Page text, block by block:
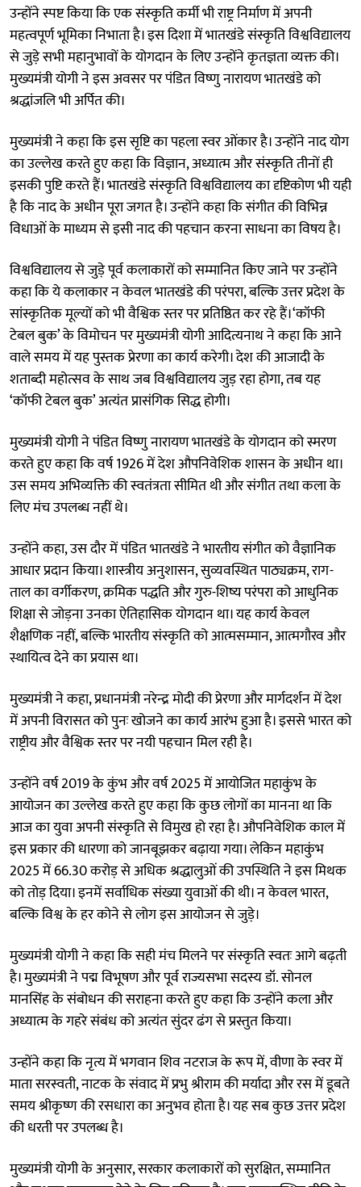
उन्होंने स्पष्ट किया कि एक संस्कृति कर्मी भी राष्ट्र निर्माण में अपनी
महत्वपूर्ण भूमिका निभाता है। इस दिशा में भातखंडे संस्कृति विश्वविद्यालय
से जुड़े सभी महानुभावों के योगदान के लिए उन्होंने कृतज्ञता व्यक्त की।
मुख्यमंत्री योगी ने इस अवसर पर पंडित विष्णु नारायण भातखंडे को
श्रद्धांजलि भी अर्पित की।
मुख्यमंत्री ने कहा कि इस सृष्टि का पहला स्वर ओंकार है। उन्होंने नाद योग
का उल्लेख करते हुए कहा कि विज्ञान, अध्यात्म और संस्कृति तीनों ही
इसकी पुष्टि करते हैं। भातखंडे संस्कृति विश्वविद्यालय का दृष्टिकोण भी यही
है कि नाद के अधीन पूरा जगत है। उन्होंने कहा कि संगीत की विभिन्न
विधाओं के माध्यम से इसी नाद की पहचान करना साधना का विषय है।
विश्वविद्यालय से जुड़े पूर्व कलाकारों को सम्मानित किए जाने पर उन्होंने
कहा कि ये कलाकार न केवल भातखंडे की परंपरा, बल्कि उत्तर प्रदेश के
सांस्कृतिक मूल्यों को भी वैश्विक स्तर पर प्रतिष्ठित कर रहे हैं।‘कॉफी
टेबल बुक’ के विमोचन पर मुख्यमंत्री योगी आदित्यनाथ ने कहा कि आने
वाले समय में यह पुस्तक प्रेरणा का कार्य करेगी। देश की आजादी के
शताब्दी महोत्सव के साथ जब विश्वविद्यालय जुड़ रहा होगा, तब यह
‘कॉफी टेबल बुक’ अत्यंत प्रासंगिक सिद्ध होगी।
मुख्यमंत्री योगी ने पंडित विष्णु नारायण भातखंडे के योगदान को स्मरण
करते हुए कहा कि वर्ष 1926 में देश औपनिवेशिक शासन के अधीन था।
उस समय अभिव्यक्ति की स्वतंत्रता सीमित थी और संगीत तथा कला के
लिए मंच उपलब्ध नहीं थे।
उन्होंने कहा, उस दौर में पंडित भातखंडे ने भारतीय संगीत को वैज्ञानिक
आधार प्रदान किया। शास्त्रीय अनुशासन, सुव्यवस्थित पाठ्यक्रम, राग-
ताल का वर्गीकरण, क्रमिक पद्धति और गुरु-शिष्य परंपरा को आधुनिक
शिक्षा से जोड़ना उनका ऐतिहासिक योगदान था। यह कार्य केवल
शैक्षणिक नहीं, बल्कि भारतीय संस्कृति को आत्मसम्मान, आत्मगौरव और
स्थायित्व देने का प्रयास था।
मुख्यमंत्री ने कहा, प्रधानमंत्री नरेन्द्र मोदी की प्रेरणा और मार्गदर्शन में देश
में अपनी विरासत को पुनः खोजने का कार्य आरंभ हुआ है। इससे भारत को
राष्ट्रीय और वैश्विक स्तर पर नयी पहचान मिल रही है।
उन्होंने वर्ष 2019 के कुंभ और वर्ष 2025 में आयोजित महाकुंभ के
आयोजन का उल्लेख करते हुए कहा कि कुछ लोगों का मानना था कि
आज का युवा अपनी संस्कृति से विमुख हो रहा है। औपनिवेशिक काल में
इस प्रकार की धारणा को जानबूझकर बढ़ाया गया। लेकिन महाकुंभ
2025 में 66.30 करोड़ से अधिक श्रद्धालुओं की उपस्थिति ने इस मिथक
को तोड़ दिया। इनमें सर्वाधिक संख्या युवाओं की थी। न केवल भारत,
बल्कि विश्व के हर कोने से लोग इस आयोजन से जुड़े।
मुख्यमंत्री योगी ने कहा कि सही मंच मिलने पर संस्कृति स्वतः आगे बढ़ती
है। मुख्यमंत्री ने पद्म विभूषण और पूर्व राज्यसभा सदस्य डॉ. सोनल
मानसिंह के संबोधन की सराहना करते हुए कहा कि उन्होंने कला और
अध्यात्म के गहरे संबंध को अत्यंत सुंदर ढंग से प्रस्तुत किया।
उन्होंने कहा कि नृत्य में भगवान शिव नटराज के रूप में, वीणा के स्वर में
माता सरस्वती, नाटक के संवाद में प्रभु श्रीराम की मर्यादा और रस में डूबते
समय श्रीकृष्ण की रसधारा का अनुभव होता है। यह सब कुछ उत्तर प्रदेश
की धरती पर उपलब्ध है।
मुख्यमंत्री योगी के अनुसार, सरकार कलाकारों को सुरक्षित, सम्मानित